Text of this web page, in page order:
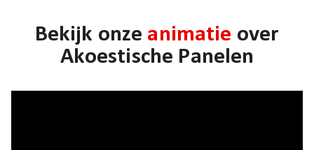
Bekijk onze animatie over
Akoestische Panelen